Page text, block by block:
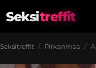
Seksitreffit
Seksitreffit Pirkanmaa